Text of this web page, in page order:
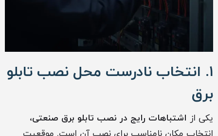
۱. انتخاب نادرست محل نصب تابلو
برق
یکی از اشتباهات رایج در نصب تابلو برق صنعتی،